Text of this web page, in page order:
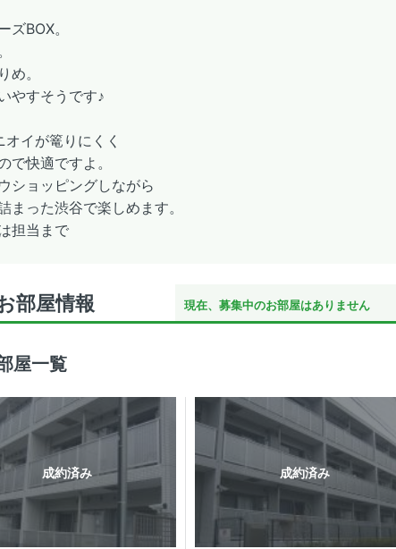
BOX。
め。
やすそうです♪
イが篭りにくく
快適ですよ。
ショッピングしながら
った渋谷で楽しめます。
担当まで
部屋情報 現在、募集中のお部屋はありません
屋一覧
成約済み 成約済み